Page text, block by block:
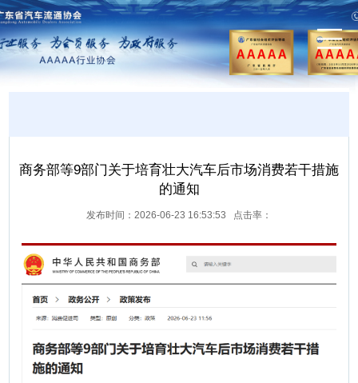
商务部等9部门关于培育壮大汽车后市场消费若干措施
的通知
发布时间：2026-06-23 16:53:53 点击率：